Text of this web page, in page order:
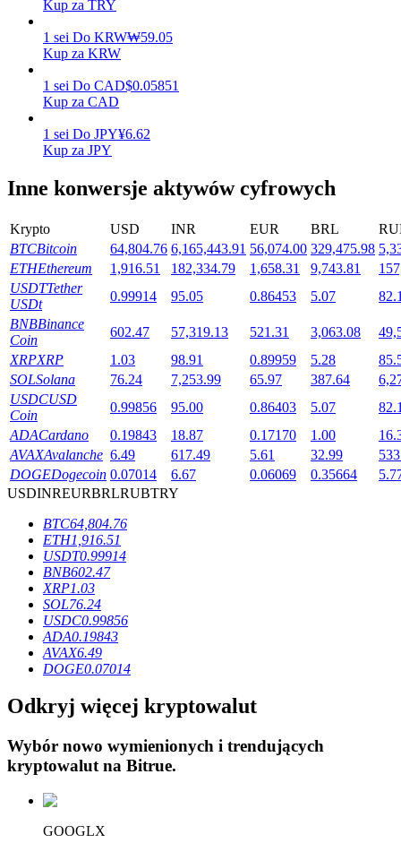
Stawianie
Wysokie zyski i natychmiastowy dostęp
Launchpool
tokenach
Blokady BTR
Ekskluzywne inwestycje dla posiadaczy BTR
Pożyczki
Usługa pożyczek wspieranych kryptowalutami
Kup za TRY
1 sei Do KRW₩59.05
Kup za KRW
1 sei Do CAD$0.05851
Kup za CAD
1 sei Do JPY¥6.62
Kup za JPY
Inne konwersje aktywów cyfrowych
Krypto USD INR EUR BRL
BTCBitcoin 64,804.76 6,165,443.91 56,074.00 329,475.98
ETHEthereum 1,916.51 182,334.79 1,658.31 9,743.81
USDTTether
USDt
0.99914 95.05 0.86453 5.07
BNBBinance
Coin
602.47 57,319.13 521.31 3,063.08
XRPXRP 1.03 98.91 0.89959 5.28
SOLSolana 76.24 7,253.99 65.97 387.64
USDCUSD
Coin
0.99856 95.00 0.86403 5.07
ADACardano 0.19843 18.87 0.17170 1.00
AVAXAvalanche 6.49 617.49 5.61 32.99
DOGEDogecoin 0.07014 6.67 0.06069 0.35664
USDINREURBRLRUBTRY
BTC64,804.76
ETH1,916.51
USDT0.99914
BNB602.47
XRP1.03
SOL76.24
USDC0.99856
ADA0.19843
AVAX6.49
DOGE0.07014
Odkryj więcej kryptowalut
Wybór nowo wymienionych i trendujących
kryptowalut na Bitrue.
GOOGLX